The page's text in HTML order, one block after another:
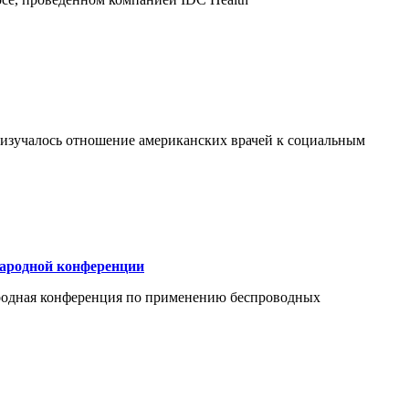
отношение американских врачей к социальным
конференции
конференция по применению беспроводных